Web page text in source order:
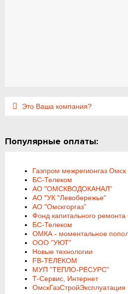
Это Ваша компания?
Популярные оплаты:
Газпром межрегионгаз Омск
БС-Телеком
АО "ОМСКВОДОКАНАЛ"
АО "УК "Левобережье"
АО "Омскгоргаз"
Фонд капитального ремонта
БС-Телеком
ОМКА - моментальное
ООО "УЮТ"
Новые технологии
FB-ТЕЛЕКОМ
МУП "ТЕПЛО-РЕСУРС"
Т-Сервис, Интернет
ОмскГазСтройЭксплуатация